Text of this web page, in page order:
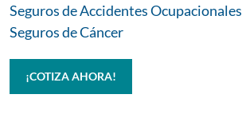
Seguros de Accidentes Ocupacionales
Seguros de Cáncer
¡COTIZA AHORA!